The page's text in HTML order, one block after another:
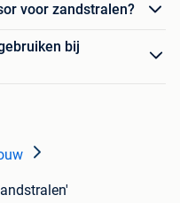
voor zandstralen?
bij